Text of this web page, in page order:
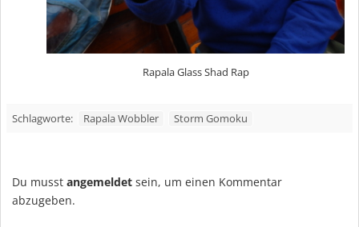
Rapala Glass Shad Rap
Schlagworte: Rapala Wobbler Storm Gomoku
Du musst angemeldet sein, um einen Kommentar
abzugeben.